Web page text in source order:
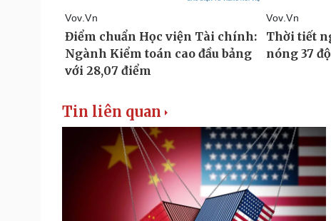
Tin liên quan